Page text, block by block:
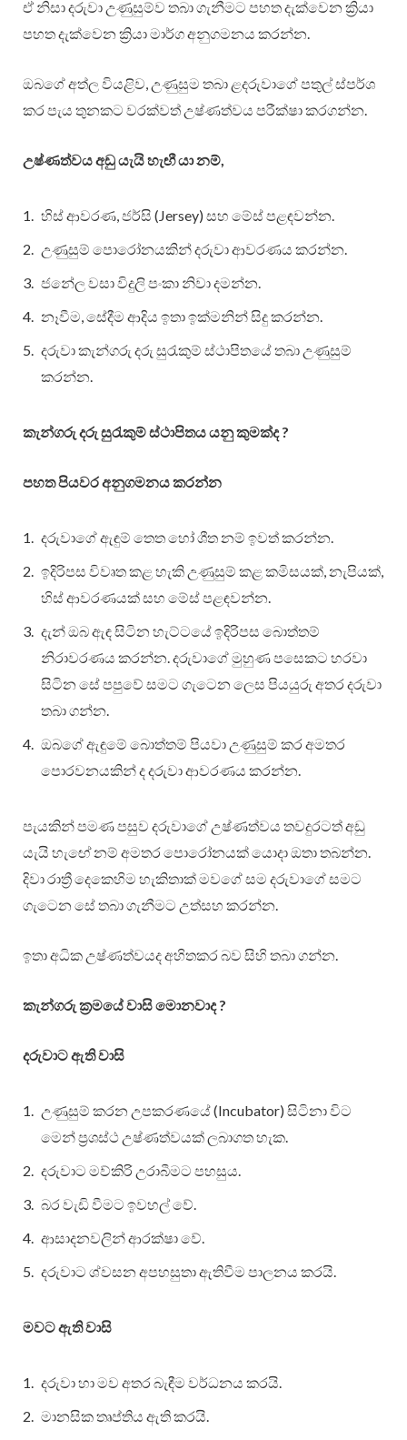
ඒ නිසා දරුවා උණුසුම්ව තබා ගැනීමට පහත දැක්වෙන ක්‍රියා
පහත දැක්වෙන ක්‍රියා මාර්ග අනුගමනය කරන්න.
ඔබගේ අත්ල වියළිව, උණුසුම තබා ළදරුවාගේ පතුල් ස්පර්ශ
කර පැය තුනකට වරක්වත් උෂ්ණත්වය පරීක්ෂා කරගන්න.
උෂ්ණත්වය අඩු යැයි හැඟී යා නම්,
හිස් ආවරණ, ජර්සි (Jersey) සහ මේස් පළඳවන්න.
උණුසුම් පොරෝනයකින් දරුවා ආවරණය කරන්න.
ජනේල වසා විදුලි පංකා නිවා දමන්න.
නෑවීම, සේදීම ආදිය ඉතා ඉක්මනින් සිදු කරන්න.
දරුවා කැන්ගරු දරු සුරැකුම් ස්ථාපිතයේ තබා උණුසුම්
කරන්න.
කැන්ගරු දරු සුරැකුම් ස්ථාපිතය යනු කුමක්ද ?
පහත පියවර අනුගමනය කරන්න
දරුවාගේ ඇඳුම් තෙත හෝ ශීත නම් ඉවත් කරන්න.
ඉදිරිපස විවෘත කළ හැකි උණුසුම් කළ කමිසයක්, නැපියක්,
හිස් ආවරණයක් සහ මේස් පළඳවන්න.
දැන් ඔබ ඇඳ සිටින හැට්ටයේ ඉදිරිපස බොත්තම්
නිරාවරණය කරන්න. දරුවාගේ මුහුණ පසෙකට හරවා
සිටින සේ පපුවේ සමට ගැටෙන ලෙස පියයුරු අතර දරුවා
තබා ගන්න.
ඔබගේ ඇඳුමේ බොත්තම් පියවා උණුසුම් කර අමතර
පොරවනයකින් ද දරුවා ආවරණය කරන්න.
පැයකින් පමණ පසුව දරුවාගේ උෂ්ණත්වය තවදුරටත් අඩු
යැයි හැඟේ නම් අමතර පොරෝනයක් යොදා ඔතා තබන්න.
දිවා රාත්‍රී දෙකෙහිම හැකිතාක් මවගේ සම දරුවාගේ සමට
ගැටෙන සේ තබා ගැනීමට උත්සහ කරන්න.
ඉතා අධික උෂ්ණත්වයද අහිතකර බව සිහි තබා ගන්න.
කැන්ගරු ක්‍රමයේ වාසි මොනවාද ?
දරුවාට ඇති වාසි
උණුසුම් කරන උපකරණයේ (Incubator) සිටිනා විට
මෙන් ප්‍රශස්ථ උෂ්ණත්වයක් ලබාගත හැක.
දරුවාට මව්කිරි උරාබීමට පහසුය.
බර වැඩි වීමට ඉවහල් වේ.
ආසාදනවලින් ආරක්ෂා වේ.
දරුවාට ශ්වසන අපහසුතා ඇතිවීම පාලනය කරයි.
මවට ඇති වාසි
දරුවා හා මව අතර බැඳීම වර්ධනය කරයි.
මානසික තෘප්තිය ඇති කරයි.